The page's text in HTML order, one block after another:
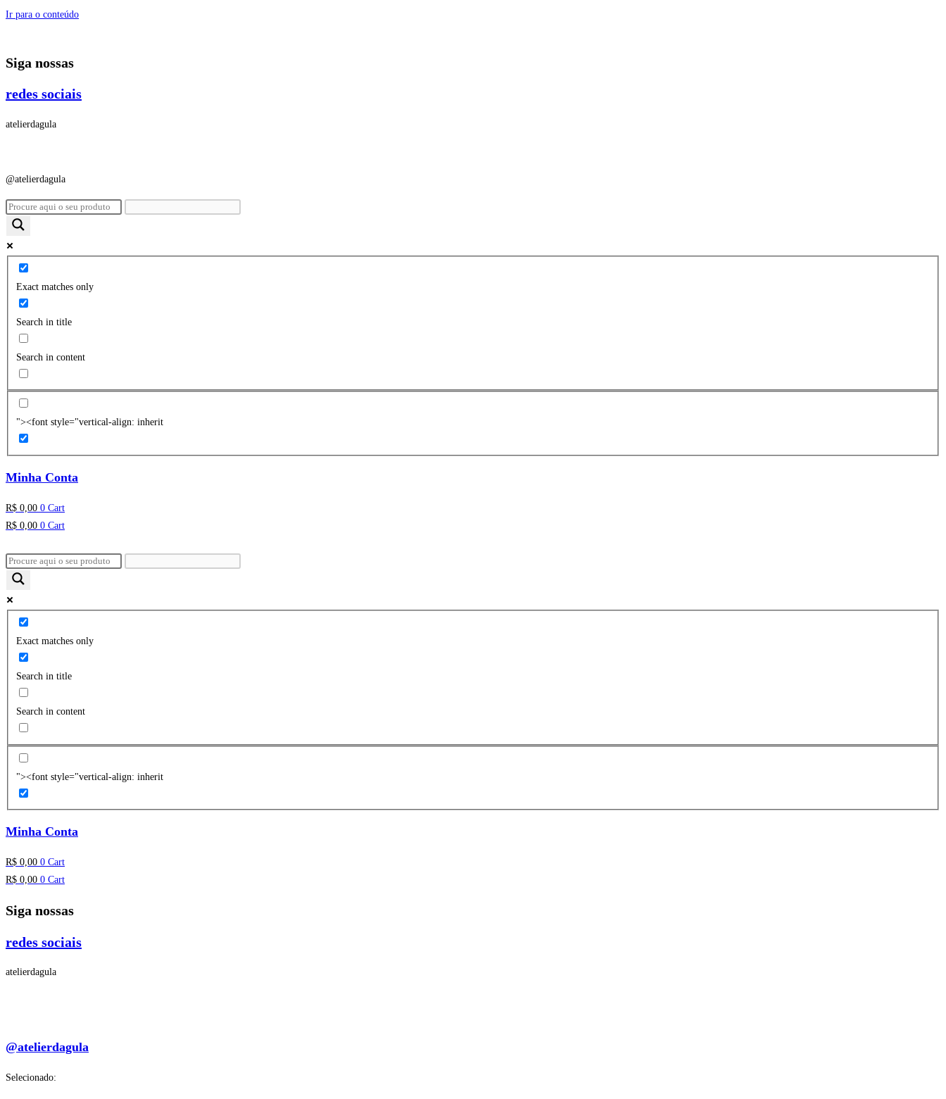
Ir para o conteúdo
Siga nossas
redes sociais
atelierdagula
@atelierdagula
Exact matches only
Search in title
Search in content
"><font style="vertical-align: inherit
Minha Conta
R$ 0,00 0 Cart
R$ 0,00 0 Cart
Exact matches only
Search in title
Search in content
"><font style="vertical-align: inherit
Minha Conta
R$ 0,00 0 Cart
R$ 0,00 0 Cart
Siga nossas
redes sociais
atelierdagula
@atelierdagula
Selecionado: